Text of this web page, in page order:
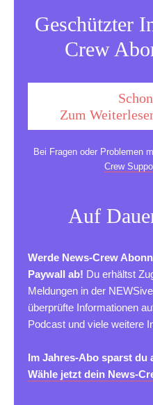
Geschützter
Crew
Zum
Bei Fragen oder Problemen
Crew
Auf
Werde News-Crew
Paywall ab! Du erhältst
Meldungen in der
überprüfte Informationen
Podcast und viele weitere
Im Jahres-Abo sparst du
Wähle jetzt dein News-